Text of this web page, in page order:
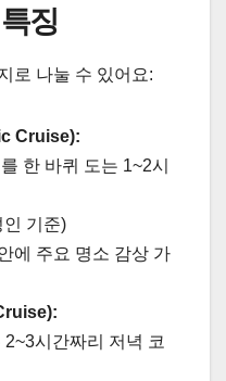
징
로 나눌 수 있어요:
Cruise):
한 바퀴 도는 1~2시
인 기준)
에 주요 명소 감상 가
시간짜리 저녁 코